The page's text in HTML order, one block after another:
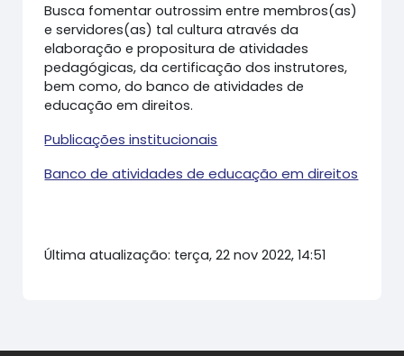
Busca fomentar outrossim entre membros(as)
e servidores(as) tal cultura através da
elaboração e propositura de atividades
pedagógicas, da certificação dos instrutores,
bem como, do banco de atividades de
educação em direitos.
Publicações institucionais
Banco de atividades de educação em direitos
Última atualização: terça, 22 nov 2022, 14:51